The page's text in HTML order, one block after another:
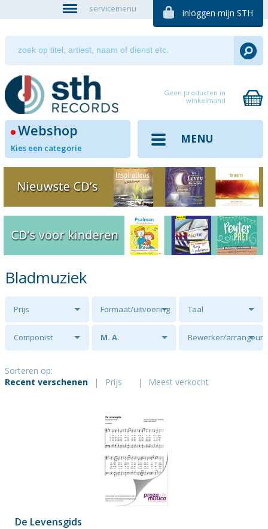
servicemenu inloggen mijn STH
Geen producten in
winkelmand
Webshop
Kies een categorie
MENU
Bladmuziek
Prijs Formaat/uitvoering Taal
Componist M. A.
Reuver
Bewerker/arrangeur
Sorteren op:
Recent verschenen
| Prijs | Meest verkocht
De Levensgids